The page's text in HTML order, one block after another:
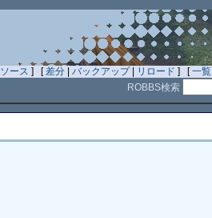
ソース ] [ 差分 |バックアップ| リロード ] [一覧
ROBBS検索